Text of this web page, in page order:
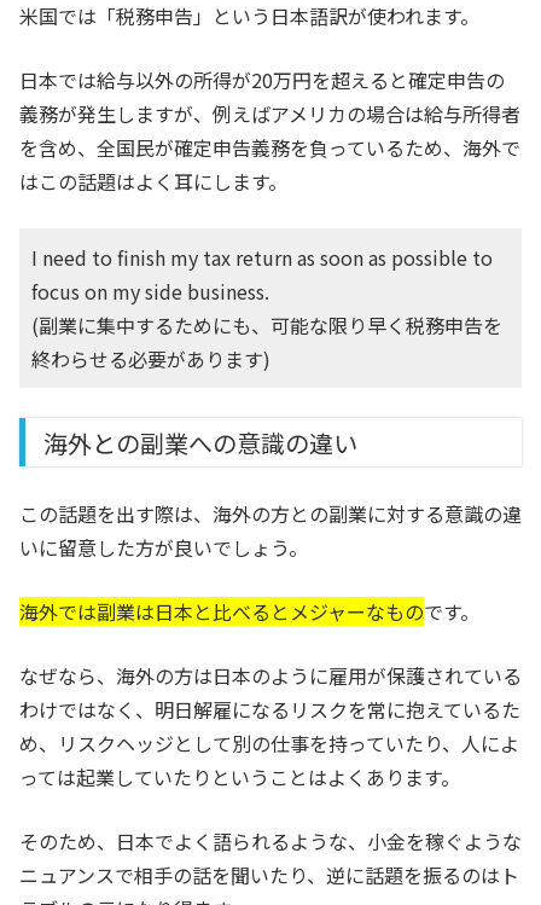
米国では「税務申告」という日本語訳が使われます。
日本では給与以外の所得が20万円を超えると確定申告の
義務が発生しますが、例えばアメリカの場合は給与所得者
を含め、全国民が確定申告義務を負っているため、海外で
はこの話題はよく耳にします。
I need to finish my tax return as soon as possible to
focus on my side business.
(副業に集中するためにも、可能な限り早く税務申告を
終わらせる必要があります)
海外との副業への意識の違い
この話題を出す際は、海外の方との副業に対する意識の違
いに留意した方が良いでしょう。
海外では副業は日本と比べるとメジャーなものです。
なぜなら、海外の方は日本のように雇用が保護されている
わけではなく、明日解雇になるリスクを常に抱えているた
め、リスクヘッジとして別の仕事を持っていたり、人によ
っては起業していたりということはよくあります。
そのため、日本でよく語られるような、小金を稼ぐような
ニュアンスで相手の話を聞いたり、逆に話題を振るのはト